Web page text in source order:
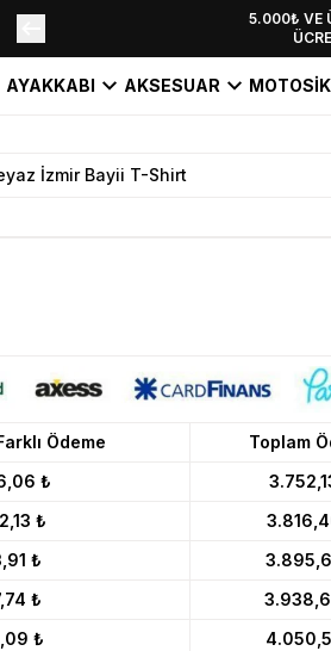
5.000₺ VE
YENİ SEZON
AYAKKABI AKSESUAR
İzmir Bayii T-Shirt
Ödeme
Toplam
₺
₺
₺
₺
₺